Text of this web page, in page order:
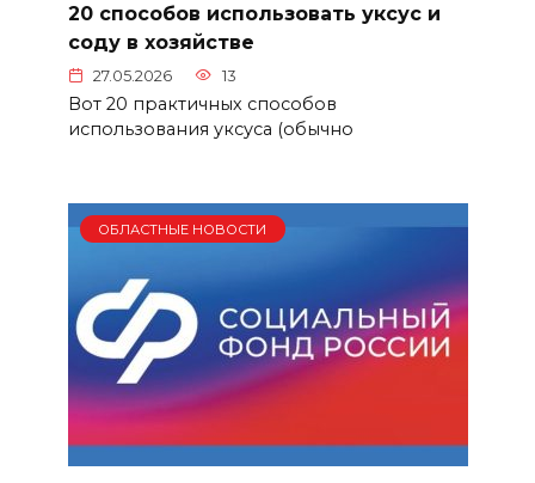
20 способов использовать уксус и
соду в хозяйстве
27.05.2026 13
Вот 20 практичных способов
использования уксуса (обычно
ОБЛАСТНЫЕ НОВОСТИ